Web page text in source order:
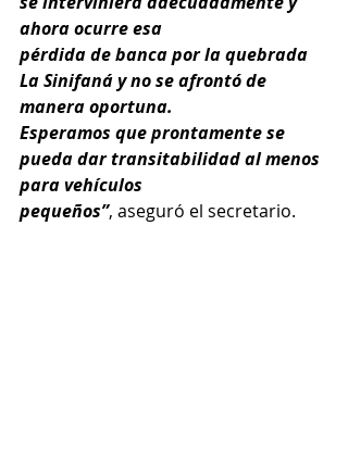
ahora ocurre esa
pérdida de banca por la quebrada
La Sinifaná y no se afrontó de
manera oportuna.
Esperamos que prontamente se
pueda dar transitabilidad al menos
para vehículos
pequeños”, aseguró el secretario.